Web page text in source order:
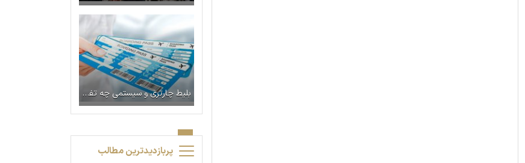
بلیط چارتری و سیستمی چه تفاوتی دارند؟
پربازدیدترین مطالب